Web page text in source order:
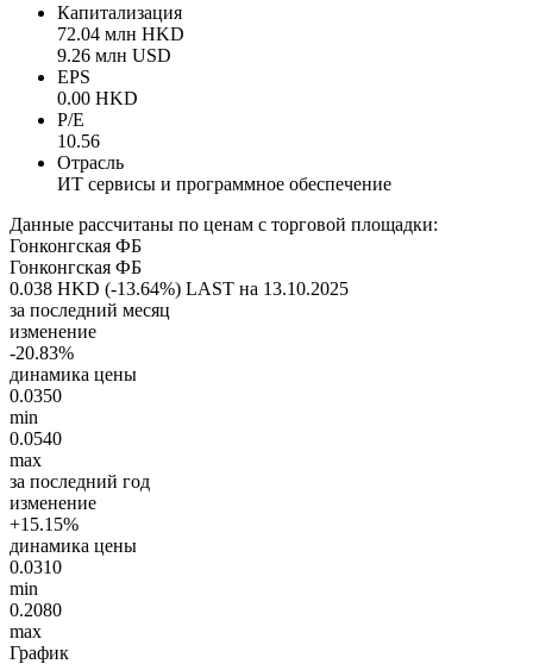
Капитализация
72.04 млн HKD
9.26 млн USD
EPS
0.00 HKD
P/E
10.56
Отрасль
ИТ сервисы и программное обеспечение
Данные рассчитаны по ценам с торговой площадки:
Гонконгская ФБ
Гонконгская ФБ
0.038 HKD (-13.64%) LAST на 13.10.2025
за последний месяц
изменение
-20.83%
динамика цены
0.0350
min
0.0540
max
за последний год
изменение
+15.15%
динамика цены
0.0310
min
0.2080
max
График